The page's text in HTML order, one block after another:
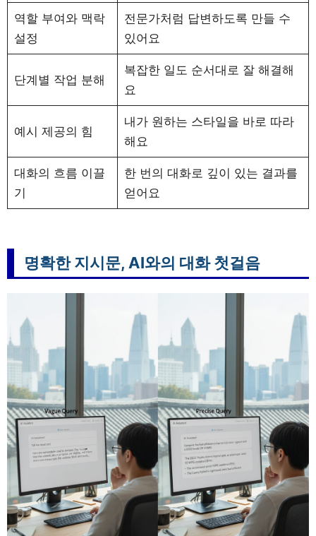
역할 부여와 맥락
설정
전문가처럼 답변하도록 만들 수
있어요
단계별 작업 분해
복잡한 일도 순서대로 잘 해결해
요
예시 제공의 힘
내가 원하는 스타일을 바로 따라
해요
대화의 흐름 이끌
기
한 번의 대화로 깊이 있는 결과를
얻어요
명확한 지시문, AI와의 대화 첫걸음